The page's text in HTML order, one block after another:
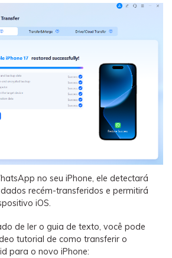
no seu iPhone, ele detectará
recém-transferidos e permitirá
iOS.
de ler o guia de texto, você pode
tutorial de como transferir o
para o novo iPhone: